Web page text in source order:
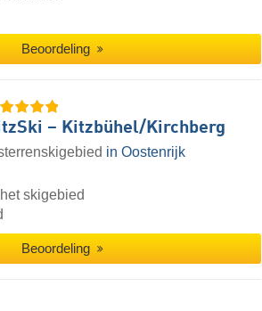
Beoordeling
– Kitzbühel/​Kirchberg
in Oostenrijk
skigebied
Beoordeling